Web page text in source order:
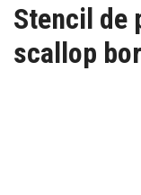
Stencil de
scallop